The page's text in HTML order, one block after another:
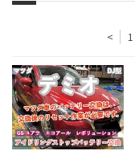
< 1